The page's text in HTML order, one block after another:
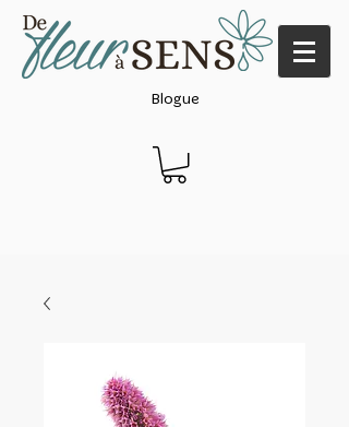
Blogue